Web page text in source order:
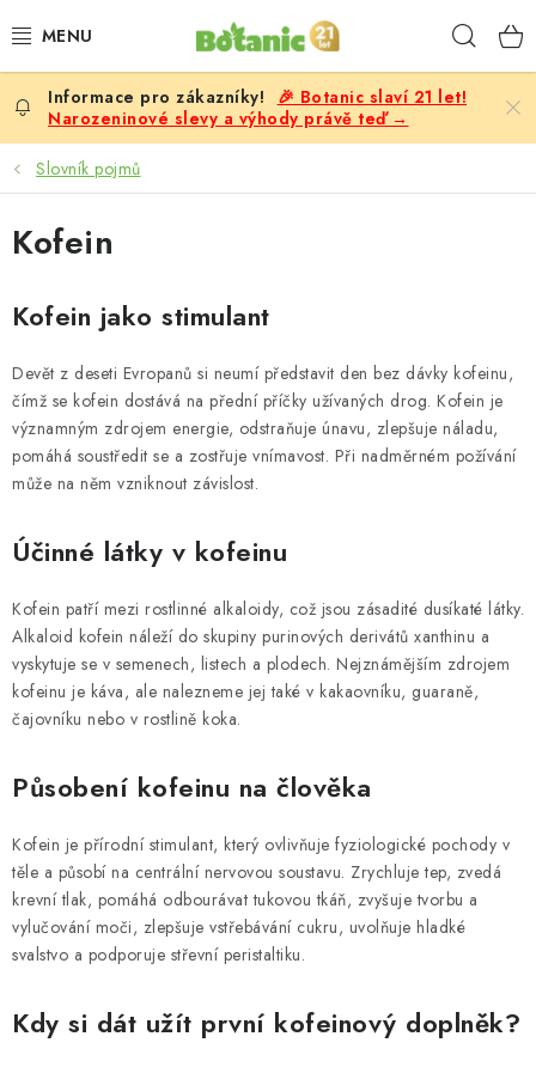
na
PREMIUM
DOPLŇKY STRAVY
CÍLE
BESTSELLERY
ŽENY
MUŽI
OSTATNÍ
DOVOLENÁ
Doprava a platba Recenze
🎉 Botanic slaví 21 let!
Narozeninové slevy a výhody právě teď →
Slovník pojmů
Kofein
Kofein jako stimulant
Devět z deseti Evropanů si neumí představit den bez dávky kofeinu,
čímž se kofein dostává na přední příčky užívaných drog. Kofein je
významným zdrojem energie, odstraňuje únavu, zlepšuje náladu,
pomáhá soustředit se a zostřuje vnímavost. Při nadměrném požívání
může na něm vzniknout závislost.
Účinné látky v kofeinu
Kofein patří mezi rostlinné alkaloidy, což jsou zásadité dusíkaté látky.
Alkaloid kofein náleží do skupiny purinových derivátů xanthinu a
vyskytuje se v semenech, listech a plodech. Nejznámějším zdrojem
kofeinu je káva, ale nalezneme jej také v kakaovníku, guaraně,
čajovníku nebo v rostlině koka.
Působení kofeinu na člověka
Kofein je přírodní stimulant, který ovlivňuje fyziologické pochody v
těle a působí na centrální nervovou soustavu. Zrychluje tep, zvedá
krevní tlak, pomáhá odbourávat tukovou tkáň, zvyšuje tvorbu a
vylučování moči, zlepšuje vstřebávání cukru, uvolňuje hladké
svalstvo a podporuje střevní peristaltiku.
Kdy si dát užít první kofeinový doplněk?